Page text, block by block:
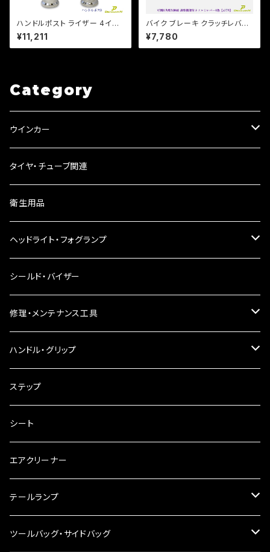
ハンドルポスト ライザー 4イン
チ 100mmアップ 22.2mmハン
ドル用 /汎用 鬼型！ ビラーゴ /ド
ラッグスター/エイプ/モンキー
¥11,211
バイク ブレーキ クラッチレバー
左右セット ホンダ系 ジェイド マ
グナ ホーネット 他 【a379】 可
倒&角度&伸縮 調整機能付き
¥7,780
Category
ウインカー
ウインカーリレー
ウインカーレンズ
LEDウインカー
電球型ウインカー
バードゲージウインカー
ウインカークランプ
タイヤ・チューブ関連
衛生用品
ヘッドライト・フォグランプ
ヘッドライト
フォグランプ
配線・リレー
シールド・バイザー
修理・メンテナンス工具
インテークマニホールド
電装・配線・キボシ等
キャブレター
チェーン
工具類
ハンドル・グリップ
グリップ
バーハン
ハンドルパーツ
ハンドルスイッチ
その他
ハンドルポスト
ハンドルブレース
ステップ
シート
エアクリーナー
テールランプ
ナンバー灯
ツールバッグ・サイドバッグ